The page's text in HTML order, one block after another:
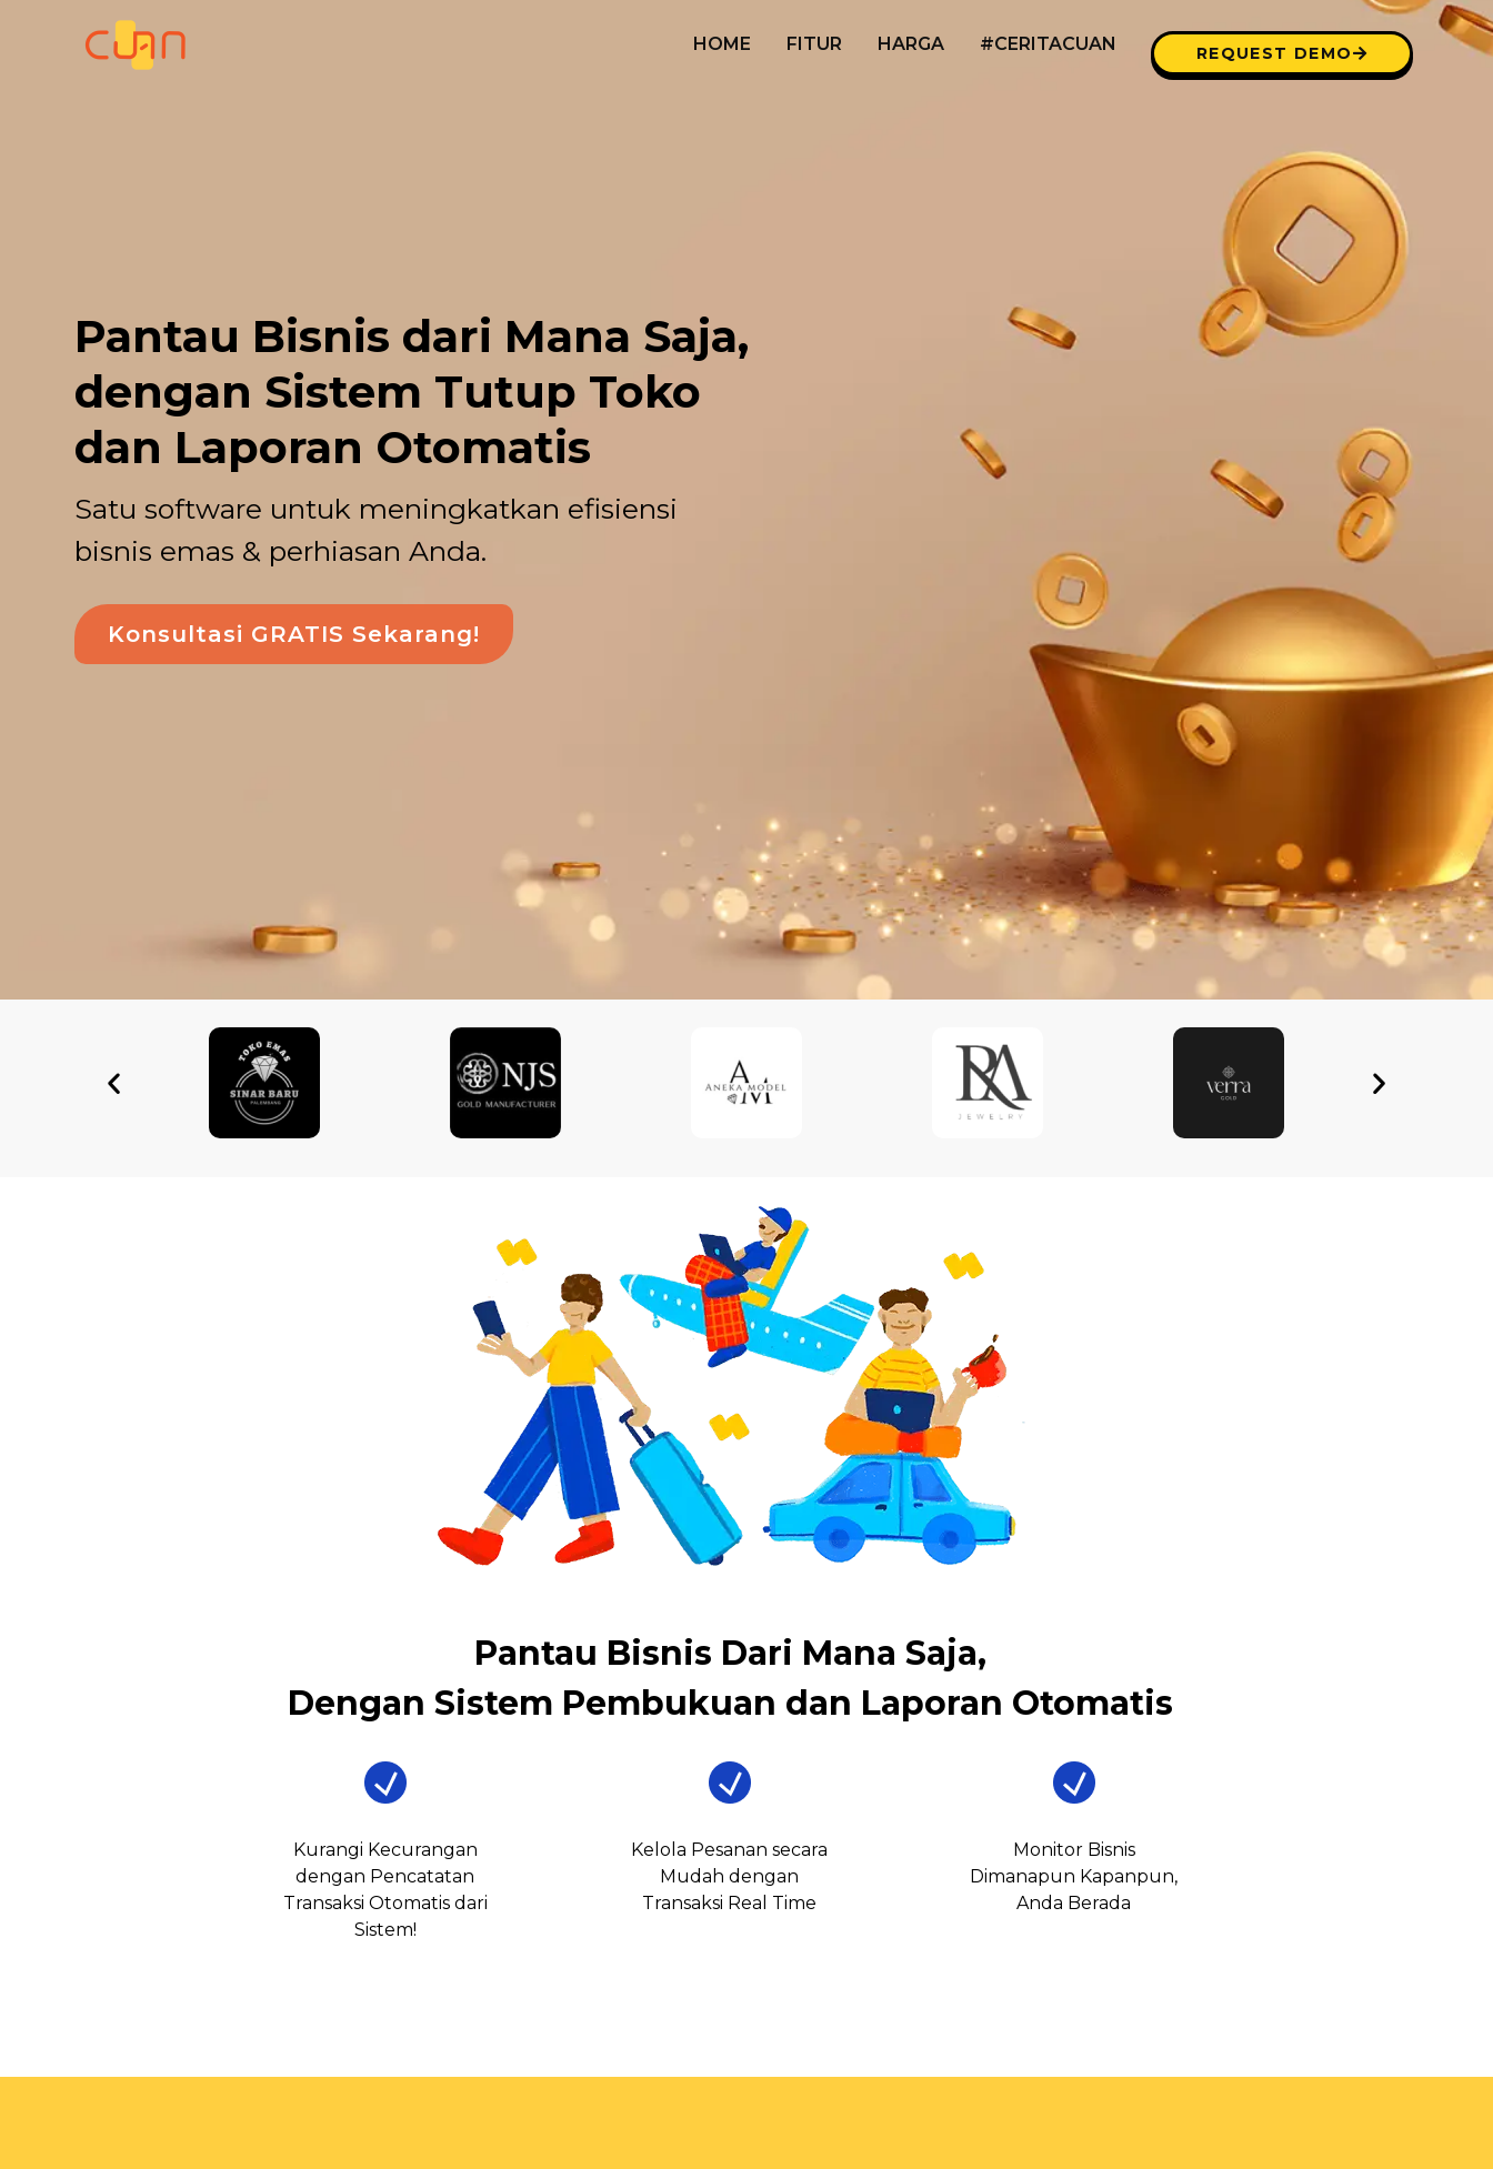
HOME FITUR HARGA #CERITACUAN REQUEST DEMO
Pantau Bisnis dari Mana Saja,
dengan Sistem Tutup Toko
dan Laporan Otomatis
Satu software untuk meningkatkan efisiensi
bisnis emas & perhiasan Anda.
Konsultasi GRATIS Sekarang!
Pantau Bisnis Dari Mana Saja,
Dengan Sistem Pembukuan dan Laporan Otomatis
Kurangi Kecurangan
dengan Pencatatan
Transaksi Otomatis dari
Sistem!
Kelola Pesanan secara
Mudah dengan
Transaksi Real Time
Monitor Bisnis
Dimanapun Kapanpun,
Anda Berada